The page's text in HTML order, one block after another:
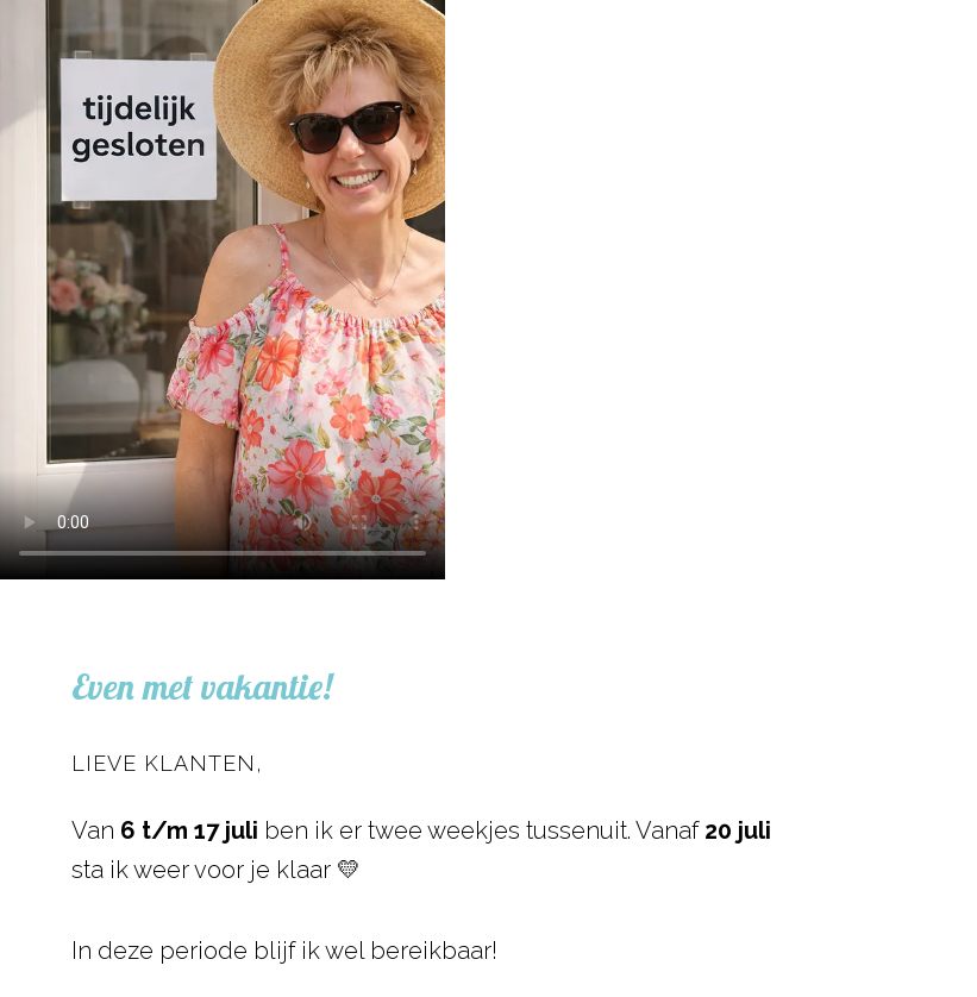
Even met vakantie!
LIEVE KLANTEN,
Van 6 t/m 17 juli ben ik er twee weekjes tussenuit. Vanaf 20 juli
sta ik weer voor je klaar 💛
In deze periode blijf ik wel bereikbaar!